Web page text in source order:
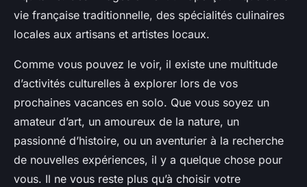
vie française traditionnelle, des spécialités culinaires
locales aux artisans et artistes locaux.
Comme vous pouvez le voir, il existe une multitude
d’activités culturelles à explorer lors de vos
prochaines vacances en solo. Que vous soyez un
amateur d’art, un amoureux de la nature, un
passionné d’histoire, ou un aventurier à la recherche
de nouvelles expériences, il y a quelque chose pour
vous. Il ne vous reste plus qu’à choisir votre